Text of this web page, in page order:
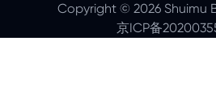
Copyright © 2026 Shuimu
京ICP备